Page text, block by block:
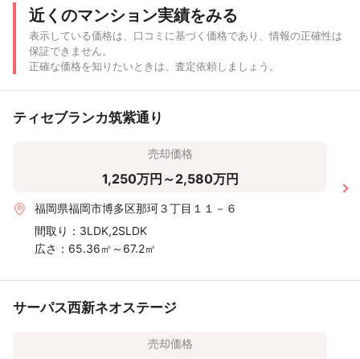
区
福岡県
福岡市中央区
近くのマンション実績をみる
表示している価格は、口コミに基づく価格であり、情報の正確性は
保証できません。
正確な価格を知りたいときは、査定依頼しましょう。
ティセブランカ筑紫通り
売却価格
1,250万円～2,580万円
福岡県福岡市博多区那珂３丁目１１－６
間取り： 3LDK,2SLDK
広さ： 65.36㎡～67.2㎡
サーパス西新ネオステージ
売却価格